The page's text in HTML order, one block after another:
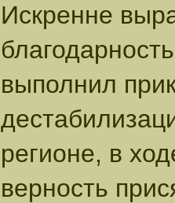
Искренне
выполнил
регионе, в
верность